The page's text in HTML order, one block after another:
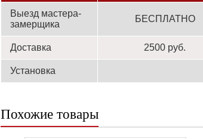
Выезд мастера-
замерщика
БЕСПЛАТНО
Доставка 2500 руб.
Установка
Похожие товары